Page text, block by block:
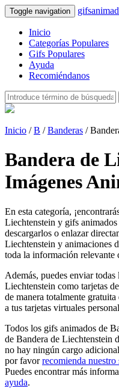
Toggle navigation
Inicio
Categorías Populares
Gifs Populares
Ayuda
Recomiéndanos
Inicio /B /Banderas /
Bandera de
Imágenes
En esta categoría,
Liechtenstein y gifs
descargarlos o enlazar
Liechtenstein y animaciones
toda la información relevante
Además, puedes enviar
Liechtenstein como tarjetas
de manera totalmente
a tus tarjetas virtuales
Todos los gifs animados de
de Bandera de Liechtenstein
no hay ningún cargo
por favorrecomienda
Puedes encontrar más
ayuda.